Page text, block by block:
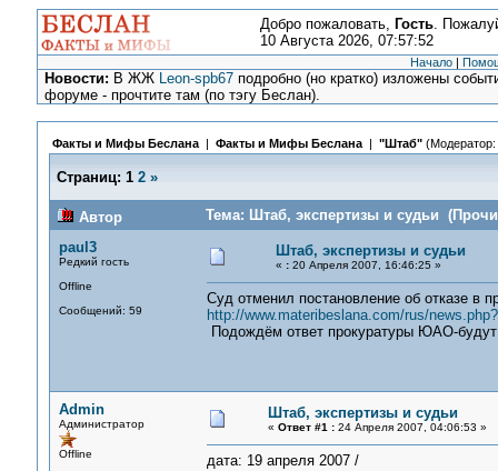
Добро пожаловать, Гость.
10 Августа 2026, 07:57:52
Начало |
Новости: В ЖЖ Leon-spb67 подробно (но кратко) изложены
форуме - прочтите там (по тэгу Беслан).
Факты и Мифы Беслана| Факты и Мифы Беслана| "Штаб"(Модератор:
Страниц: 1 2 »
Автор
Тема: Штаб, экспертизы и судьи
paul3
Редкий гость
Offline
Сообщений: 59
Штаб, экспертизы и судьи
« :20 Апреля 2007, 16:46:25 »
Суд отменил постановление об отказе в
http://www.materibeslana.com/rus/
Подождём ответ прокуратуры ЮАО-
Admin
Администратор
Offline
Штаб, экспертизы и судьи
« Ответ #1 :24 Апреля 2007, 04:06:53 »
дата: 19 апреля 2007 /